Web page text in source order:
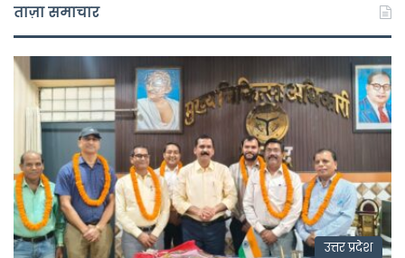
ताज़ा समाचार
उत्तर प्रदेश